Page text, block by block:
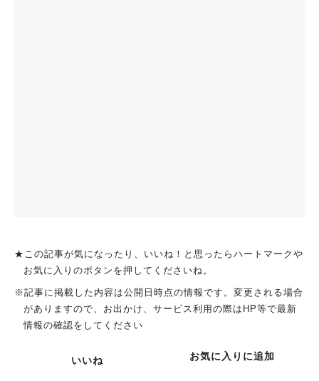
★この記事が気になったり、いいね！と思ったらハートマークや
お気に入りのボタンを押してくださいね。
※記事に掲載した内容は公開日時点の情報です。変更される場合
がありますので、お出かけ、サービス利用の際はHP等で最新
情報の確認をしてください
いいね お気に入りに追加